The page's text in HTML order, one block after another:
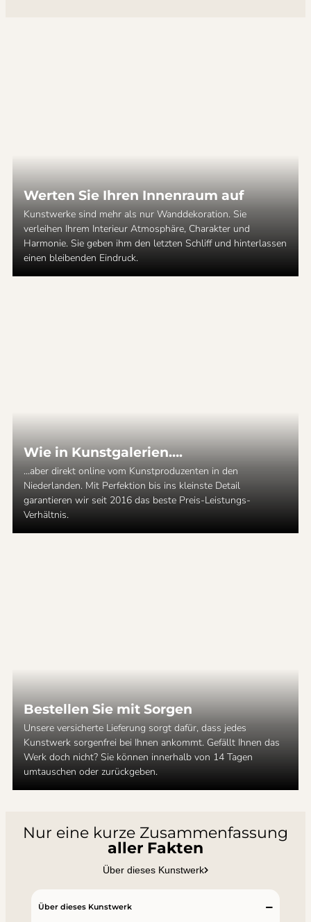
Werten Sie Ihren Innenraum auf
Kunstwerke sind mehr als nur Wanddekoration. Sie
verleihen Ihrem Interieur Atmosphäre, Charakter und
Harmonie. Sie geben ihm den letzten Schliff und hinterlassen
einen bleibenden Eindruck.
Wie in Kunstgalerien….
...aber direkt online vom Kunstproduzenten in den
Niederlanden. Mit Perfektion bis ins kleinste Detail
garantieren wir seit 2016 das beste Preis-Leistungs-
Verhältnis.
Bestellen Sie mit Sorgen
Unsere versicherte Lieferung sorgt dafür, dass jedes
Kunstwerk sorgenfrei bei Ihnen ankommt. Gefällt Ihnen das
Werk doch nicht? Sie können innerhalb von 14 Tagen
umtauschen oder zurückgeben.
Nur eine kurze Zusammenfassung
aller Fakten
Über dieses Kunstwerk
Über dieses Kunstwerk